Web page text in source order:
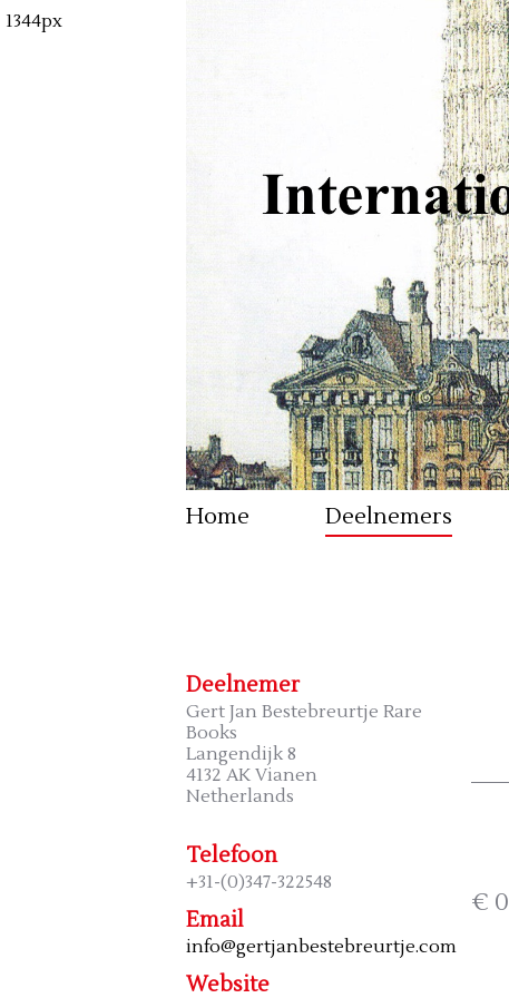
Home Deelnemers
Deelnemer
Gert Jan Bestebreurtje Rare
Books
Langendijk 8
4132 AK Vianen
Netherlands
Telefoon
+31-(0)347-322548
Email
info@gertjanbestebreurtje.com
Website
€ 0
1344px